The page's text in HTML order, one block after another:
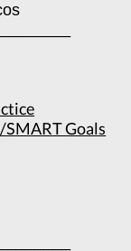
SMART Goals